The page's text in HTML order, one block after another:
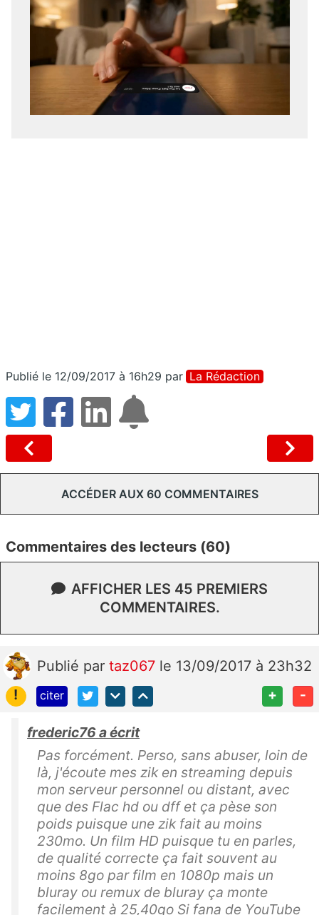
Publié le 12/09/2017 à 16h29 par La Rédaction
ACCÉDER AUX 60 COMMENTAIRES
Commentaires des lecteurs (60)
AFFICHER LES 45 PREMIERS
COMMENTAIRES.
Publié par taz067 le 13/09/2017 à 23h32
!
citer + -
frederic76 a écrit
Pas forcément. Perso, sans abuser, loin de
là, j'écoute mes zik en streaming depuis
mon serveur personnel ou distant, avec
que des Flac hd ou dff et ça pèse son
poids puisque une zik fait au moins
230mo. Un film HD puisque tu en parles,
de qualité correcte ça fait souvent au
moins 8go par film en 1080p mais un
bluray ou remux de bluray ça monte
facilement à 25,40go Si fana de YouTube